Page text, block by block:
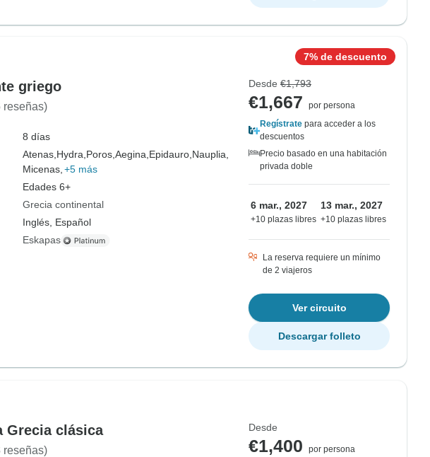
griego
reseñas)
8 días
Atenas, Hydra, Poros, Aegina, Epidauro, Nauplia,
Micenas, +5 más
Edades 6+
Grecia continental
Inglés, Español
Eskapas
7% de descuento
Desde €1,793
€1,667
por persona
Regístrate para acceder a los
descuentos
Precio basado en una habitación
privada doble
6 mar., 2027
+10 plazas libres
13 mar., 2027
+10 plazas libres
La reserva requiere un mínimo
de 2 viajeros
Ver circuito
Descargar folleto
Grecia clásica
reseñas)
Desde
€1,400
por persona